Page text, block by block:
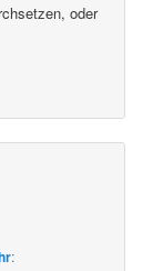
oder
: